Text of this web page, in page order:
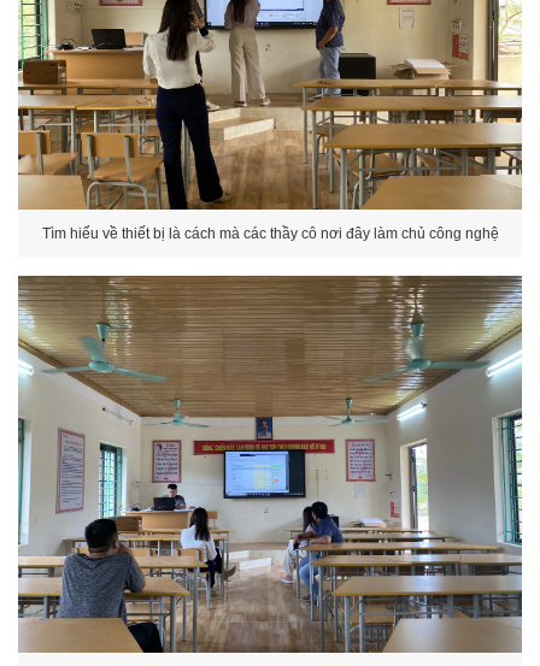
Tìm hiểu về thiết bị là cách mà các thầy cô nơi đây làm chủ công nghệ